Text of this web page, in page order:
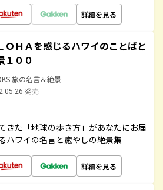
詳細を見る
ＯＨＡを感じるハワイのことばと
１００
旅の名言＆絶景
発売
きた「地球の歩き方」があなたにお届
ハワイの名言と癒やしの絶景集
詳細を見る